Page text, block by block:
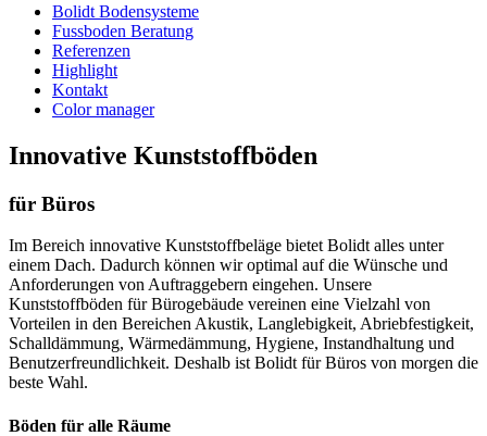
Bolidt Bodensysteme
Fussboden Beratung
Referenzen
Highlight
Kontakt
Color manager
Innovative Kunststoffböden
für Büros
Im Bereich innovative Kunststoffbeläge bietet Bolidt alles unter
einem Dach. Dadurch können wir optimal auf die Wünsche und
Anforderungen von Auftraggebern eingehen. Unsere
Kunststoffböden für Bürogebäude vereinen eine Vielzahl von
Vorteilen in den Bereichen Akustik, Langlebigkeit, Abriebfestigkeit,
Schalldämmung, Wärmedämmung, Hygiene, Instandhaltung und
Benutzerfreundlichkeit. Deshalb ist Bolidt für Büros von morgen die
beste Wahl.
Böden für alle Räume